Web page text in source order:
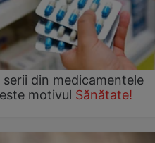
din medicamentele
motivul Sănătate!